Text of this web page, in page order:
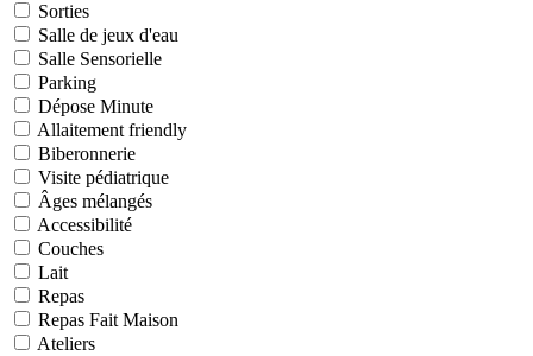
Sorties
Salle de jeux d'eau
Salle Sensorielle
Parking
Dépose Minute
Allaitement friendly
Biberonnerie
Visite pédiatrique
Âges mélangés
Accessibilité
Couches
Lait
Repas
Repas Fait Maison
Ateliers